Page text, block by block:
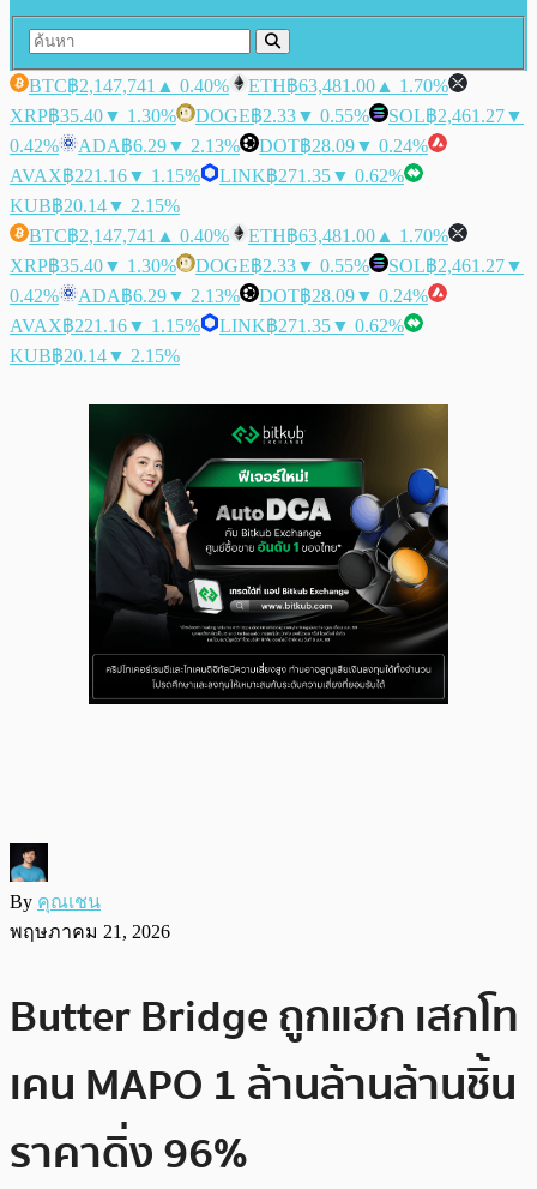
BTC฿2,147,741 ▲ 0.40% ETH฿63,481.00 ▲ 1.70%
XRP฿35.40▼ 1.30% DOGE฿2.33▼ 0.55% SOL฿2,461.27▼
0.42%
ADA฿6.29▼ 2.13% DOT฿28.09▼ 0.24%
AVAX฿221.16▼ 1.15% LINK฿271.35▼ 0.62%
KUB฿20.14▼ 2.15%
BTC฿2,147,741 ▲ 0.40% ETH฿63,481.00 ▲ 1.70%
XRP฿35.40▼ 1.30% DOGE฿2.33▼ 0.55% SOL฿2,461.27▼
0.42%
ADA฿6.29▼ 2.13% DOT฿28.09▼ 0.24%
AVAX฿221.16▼ 1.15% LINK฿271.35▼ 0.62%
KUB฿20.14▼ 2.15%
By คุณเชน
พฤษภาคม 21, 2026
Butter Bridge ถูกแฮก เสกโท
เคน MAPO 1 ล้านล้านล้านชิ้น
ราคาดิ่ง 96%